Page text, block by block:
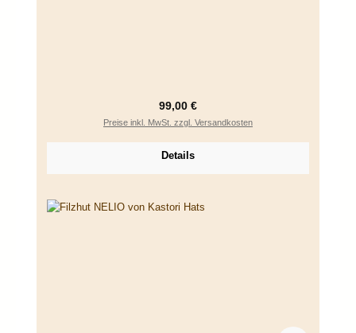
Regulärer Preis:
99,00 €
Preise inkl. MwSt. zzgl. Versandkosten
Details